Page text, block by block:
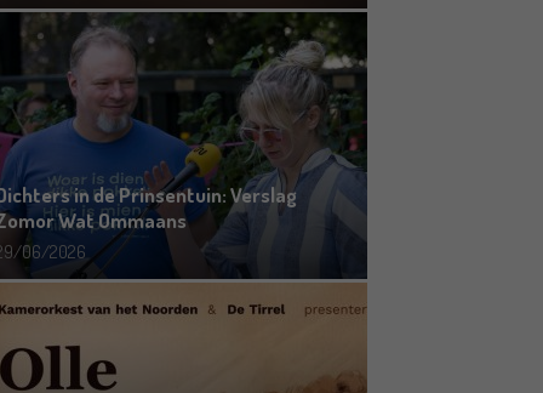
in de Prinsentuin: Verslag
Wat Ommaans
06/2026